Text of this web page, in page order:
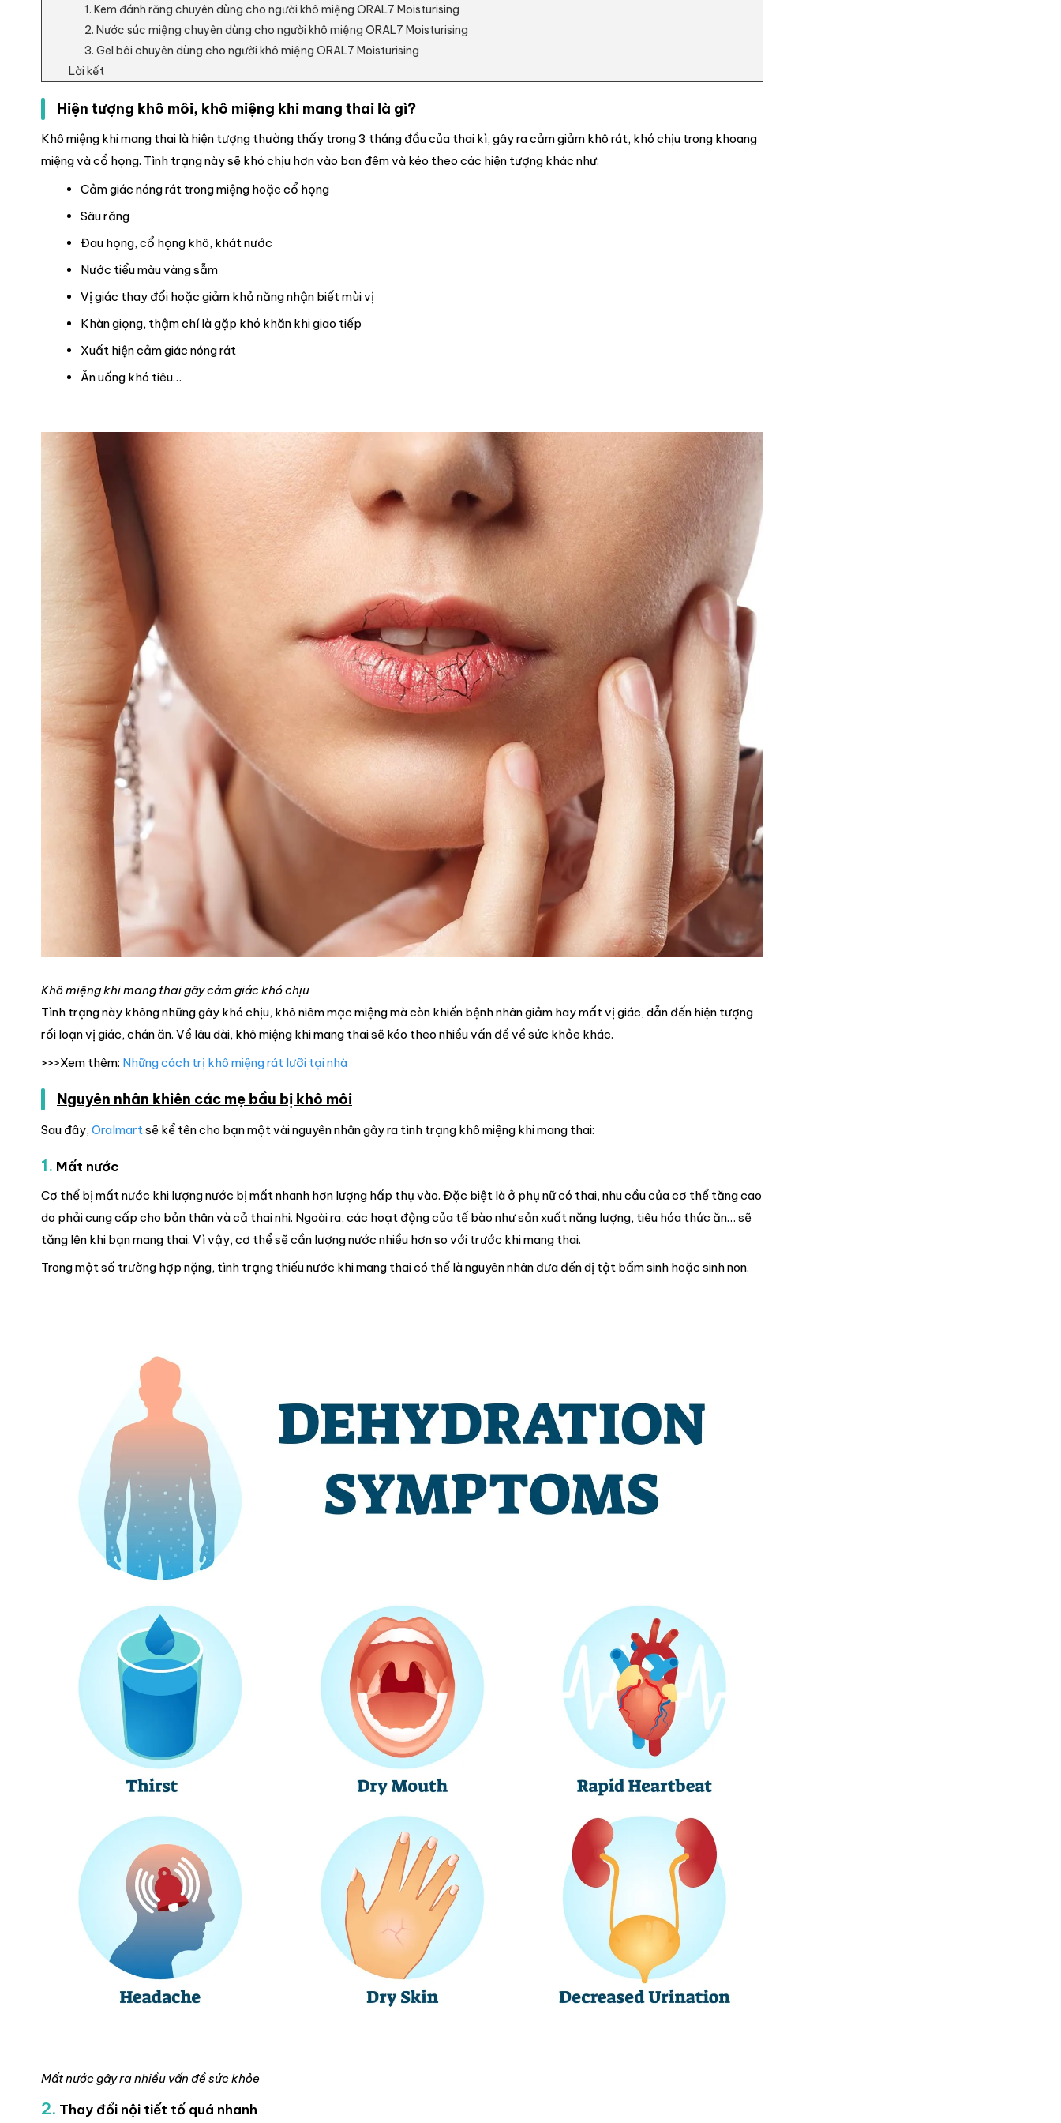
1. Kem đánh răng chuyên dùng cho người khô miệng ORAL7 Moisturising
2. Nước súc miệng chuyên dùng cho người khô miệng ORAL7 Moisturising
3. Gel bôi chuyên dùng cho người khô miệng ORAL7 Moisturising
Lời kết
Hiện tượng khô môi, khô miệng khi mang thai là gì?
Khô miệng khi mang thai là hiện tượng thường thấy trong 3 tháng đầu của thai kì, gây ra cảm giảm khô rát, khó chịu trong khoang
miệng và cổ họng. Tình trạng này sẽ khó chịu hơn vào ban đêm và kéo theo các hiện tượng khác như:
Cảm giác nóng rát trong miệng hoặc cổ họng
Sâu răng
Đau họng, cổ họng khô, khát nước
Nước tiểu màu vàng sẫm
Vị giác thay đổi hoặc giảm khả năng nhận biết mùi vị
Khàn giọng, thậm chí là gặp khó khăn khi giao tiếp
Xuất hiện cảm giác nóng rát
Ăn uống khó tiêu…
Khô miệng khi mang thai gây cảm giác khó chịu
Tình trạng này không những gây khó chịu, khô niêm mạc miệng mà còn khiến bệnh nhân giảm hay mất vị giác, dẫn đến hiện tượng
rối loạn vị giác, chán ăn. Về lâu dài, khô miệng khi mang thai sẽ kéo theo nhiều vấn đề về sức khỏe khác.
>>>Xem thêm: Những cách trị khô miệng rát lưỡi tại nhà
Nguyên nhân khiên các mẹ bầu bị khô môi
Sau đây, Oralmart sẽ kể tên cho bạn một vài nguyên nhân gây ra tình trạng khô miệng khi mang thai:
1. Mất nước
Cơ thể bị mất nước khi lượng nước bị mất nhanh hơn lượng hấp thụ vào. Đặc biệt là ở phụ nữ có thai, nhu cầu của cơ thể tăng cao
do phải cung cấp cho bản thân và cả thai nhi. Ngoài ra, các hoạt động của tế bào như sản xuất năng lượng, tiêu hóa thức ăn… sẽ
tăng lên khi bạn mang thai. Vì vậy, cơ thể sẽ cần lượng nước nhiều hơn so với trước khi mang thai.
Trong một số trường hợp nặng, tình trạng thiếu nước khi mang thai có thể là nguyên nhân đưa đến dị tật bẩm sinh hoặc sinh non.
Mất nước gây ra nhiều vấn đề sức khỏe
2. Thay đổi nội tiết tố quá nhanh